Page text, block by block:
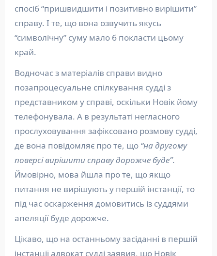
спосіб “пришвидшити і позитивно вирішити”
справу. І те, що вона озвучить якусь
“символічну” суму мало б покласти цьому
край.
Водночас з матеріалів справи видно
позапроцесуальне спілкування судді з
представником у справі, оскільки Новік йому
телефонувала. А в результаті негласного
прослуховування зафіксовано розмову судді,
де вона повідомляє про те, що “на другому
поверсі вирішити справу дорожче буде”.
Ймовірно, мова йшла про те, що якщо
питання не вирішують у першій інстанції, то
під час оскарження домовитись із суддями
апеляції буде дорожче.
Цікаво, що на останньому засіданні в першій
інстанції адвокат судді заявив, що Новік